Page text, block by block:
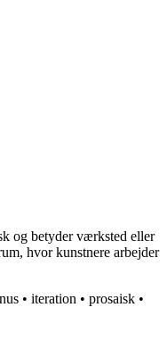
og betyder værksted eller
hvor kunstnere arbejder
• iteration • prosaisk •